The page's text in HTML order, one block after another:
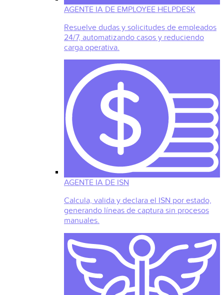
AGENTE IA DE EMPLOYEE HELPDESK
Resuelve dudas y solicitudes de empleados
24/7, automatizando casos y reduciendo
carga operativa.
AGENTE IA DE ISN
Calcula, valida y declara el ISN por estado,
generando líneas de captura sin procesos
manuales.